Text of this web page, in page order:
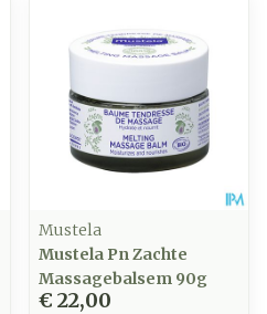
Mustela
Mustela Pn Zachte
Massagebalsem 90g
€ 22,00